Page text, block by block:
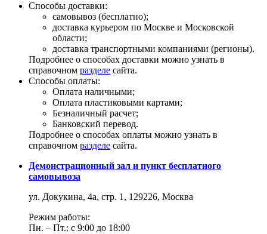
Способы доставки:
самовывоз (бесплатно);
доставка курьером по Москве и Московской
области;
доставка транспортными компаниями (регионы).
Подробнее о способах доставки можно узнать в
справочном разделе сайта.
Способы оплаты:
Оплата наличными;
Оплата пластиковыми картами;
Безналичный расчет;
Банковский перевод.
Подробнее о способах оплаты можно узнать в
справочном разделе сайта.
Демонстрационный зал и пункт бесплатного
самовывоза
ул. Докукина, 4а, стр. 1, 129226, Москва
Режим работы:
Пн. – Пт.: с 9:00 до 18:00